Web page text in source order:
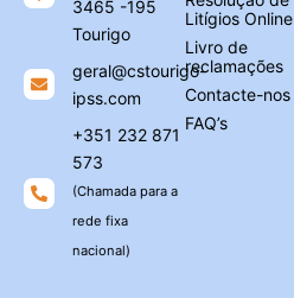
3465 -195
Tourigo
geral@cstourigo-
ipss.com
+351 232 871
573
(Chamada para a
rede fixa
nacional)
Litígios Online
Livro de
reclamações
Contacte-nos
FAQ’s